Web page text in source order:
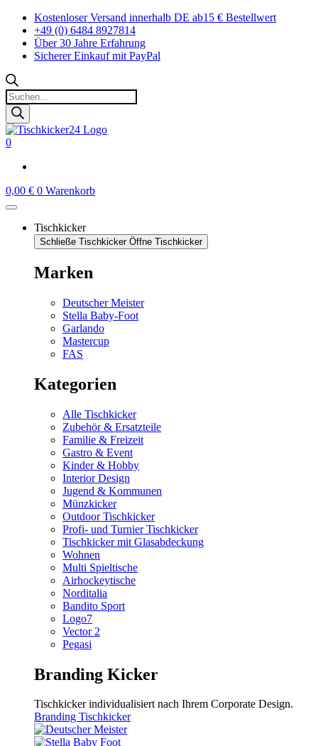
Zum
Inhalt
springen
Kostenloser Versand innerhalb DE ab15 € Bestellwert
+49 (0) 6484 8927814
Über 30 Jahre Erfahrung
Sicherer Einkauf mit PayPal
Products
search
0
0,00 € 0 Warenkorb
Tischkicker
Schließe Tischkicker Öffne Tischkicker
Marken
Deutscher Meister
Stella Baby-Foot
Garlando
Mastercup
FAS
Kategorien
Alle Tischkicker
Zubehör & Ersatzteile
Familie & Freizeit
Gastro & Event
Kinder & Hobby
Interior Design
Jugend & Kommunen
Münzkicker
Outdoor Tischkicker
Profi- und Turnier Tischkicker
Tischkicker mit Glasabdeckung
Wohnen
Multi Spieltische
Airhockeytische
Norditalia
Bandito Sport
Logo7
Vector 2
Pegasi
Branding Kicker
Tischkicker individualisiert nach Ihrem Corporate Design.
Branding Tischkicker